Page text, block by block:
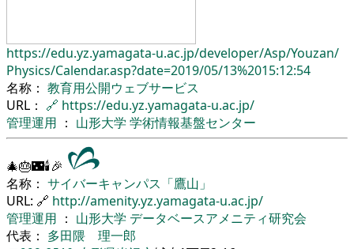
https://edu.yz.yamagata-u.ac.jp/developer/Asp/Youzan/
Physics/Calendar.asp?date=2019/05/13%2015:12:54
名称： 教育用公開ウェブサービス
URL： 🔗 https://edu.yz.yamagata-u.ac.jp/
管理運用 ： 山形大学 学術情報基盤センター
🎄🎂🌃🕯🎉
名称： サイバーキャンパス「鷹山」
URL: 🔗 http://amenity.yz.yamagata-u.ac.jp/
管理運用 ： 山形大学 データベースアメニティ研究会
代表： 多田隈 理一郎